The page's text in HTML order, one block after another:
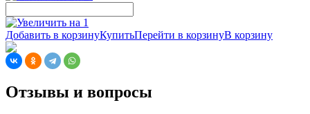
Добавить в корзинуКупитьПерейти в корзинуВ корзину
Отзывы и вопросы